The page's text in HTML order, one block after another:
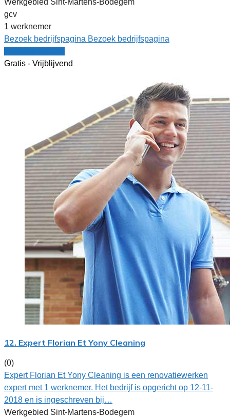
gcv
1 werknemer
Bezoek bedrijfspagina Bezoek bedrijfspagina
Gratis - Vrijblijvend
12. Expert Florian Et Yony Cleaning
(0)
Expert Florian Et Yony Cleaning is een renovatiewerken
expert met 1 werknemer. Het bedrijf is opgericht op 12-11-
2018 en is ingeschreven bij…
Werkgebied Sint-Martens-Bodegem